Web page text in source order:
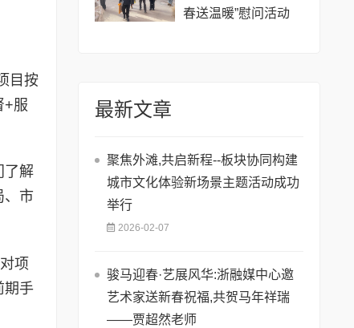
目按
+服
了解
、市
项
期手
春送温暖”慰问活动
最新文章
聚焦外滩,共启新程--板块协同构建
城市文化体验新场景主题活动成功
举行
2026-02-07
骏马迎春·艺展风华:浙融媒中心邀
艺术家送新春祝福,共贺马年祥瑞
——贾超然老师